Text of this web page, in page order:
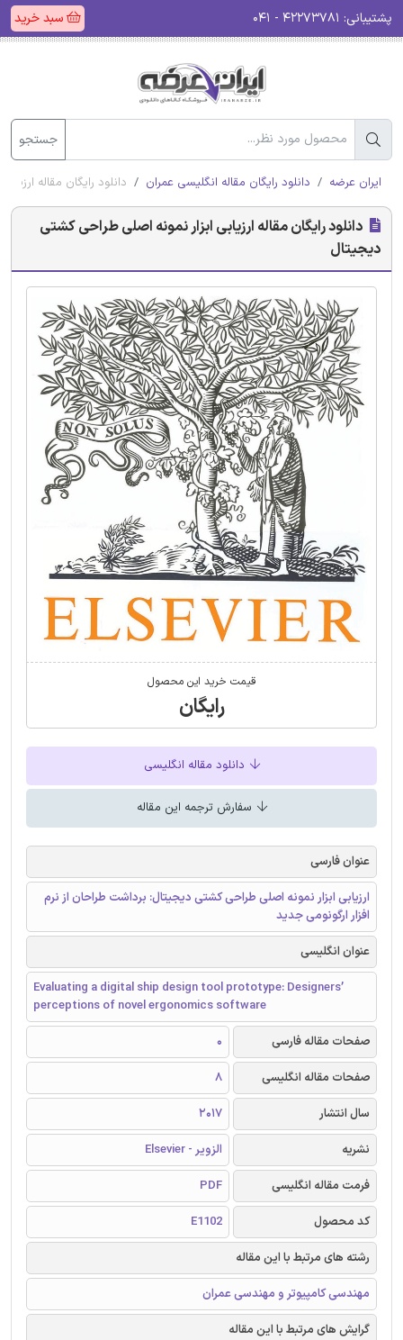
پشتیبانی: سبد خرید
جستجو
ایران عرضه دانلود رایگان مقاله انگلیسی عمران دانلود رایگان مقاله
دانلود رایگان مقاله ارزیابی ابزار نمونه اصلی طراحی کشتی
دیجیتال
قیمت خرید این محصول
رایگان
دانلود مقاله انگلیسی
سفارش ترجمه این مقاله
عنوان فارسی
ارزیابی ابزار نمونه اصلی طراحی کشتی دیجیتال: برداشت طراحان از نرم
افزار ارگونومی جدید
عنوان انگلیسی
Evaluating a digital ship design tool prototype: Designers’
perceptions of novel ergonomics software
صفحات مقاله فارسی
0
صفحات مقاله انگلیسی
8
سال انتشار
2017
نشریه
الزویر - Elsevier
فرمت مقاله انگلیسی
PDF
کد محصول
E1102
رشته های مرتبط با این مقاله
مهندسی کامپیوتر و مهندسی عمران
گرایش های مرتبط با این مقاله